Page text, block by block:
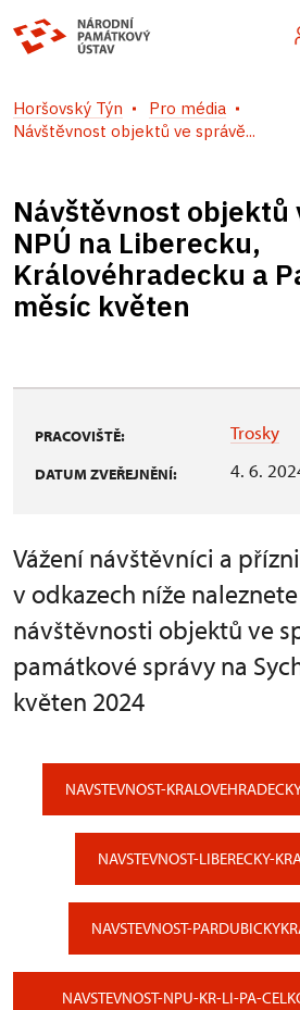
Horšovský Týn
Pro média
Návštěvnost objektů ve správě...
Návštěvnost objektů
NPÚ na Liberecku,
Královéhradecku a
měsíc květen
PRACOVIŠTĚ: Trosky
DATUM ZVEŘEJNĚNÍ: 4. 6.
Vážení návštěvníci a
v odkazech níže
návštěvnosti objektů ve
památkové správy na
květen 2024
NAVSTEVNOST-
NAVSTEVNOST-LIBERECKY-
NAVSTEVNOST-
NAVSTEVNOST-NPU-KR-LI-PA-